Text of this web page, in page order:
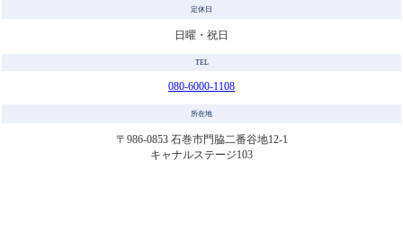
定休日
日曜・祝日
TEL
080-6000-1108
所在地
〒986-0853 石巻市門脇二番谷地12-1
キャナルステージ103